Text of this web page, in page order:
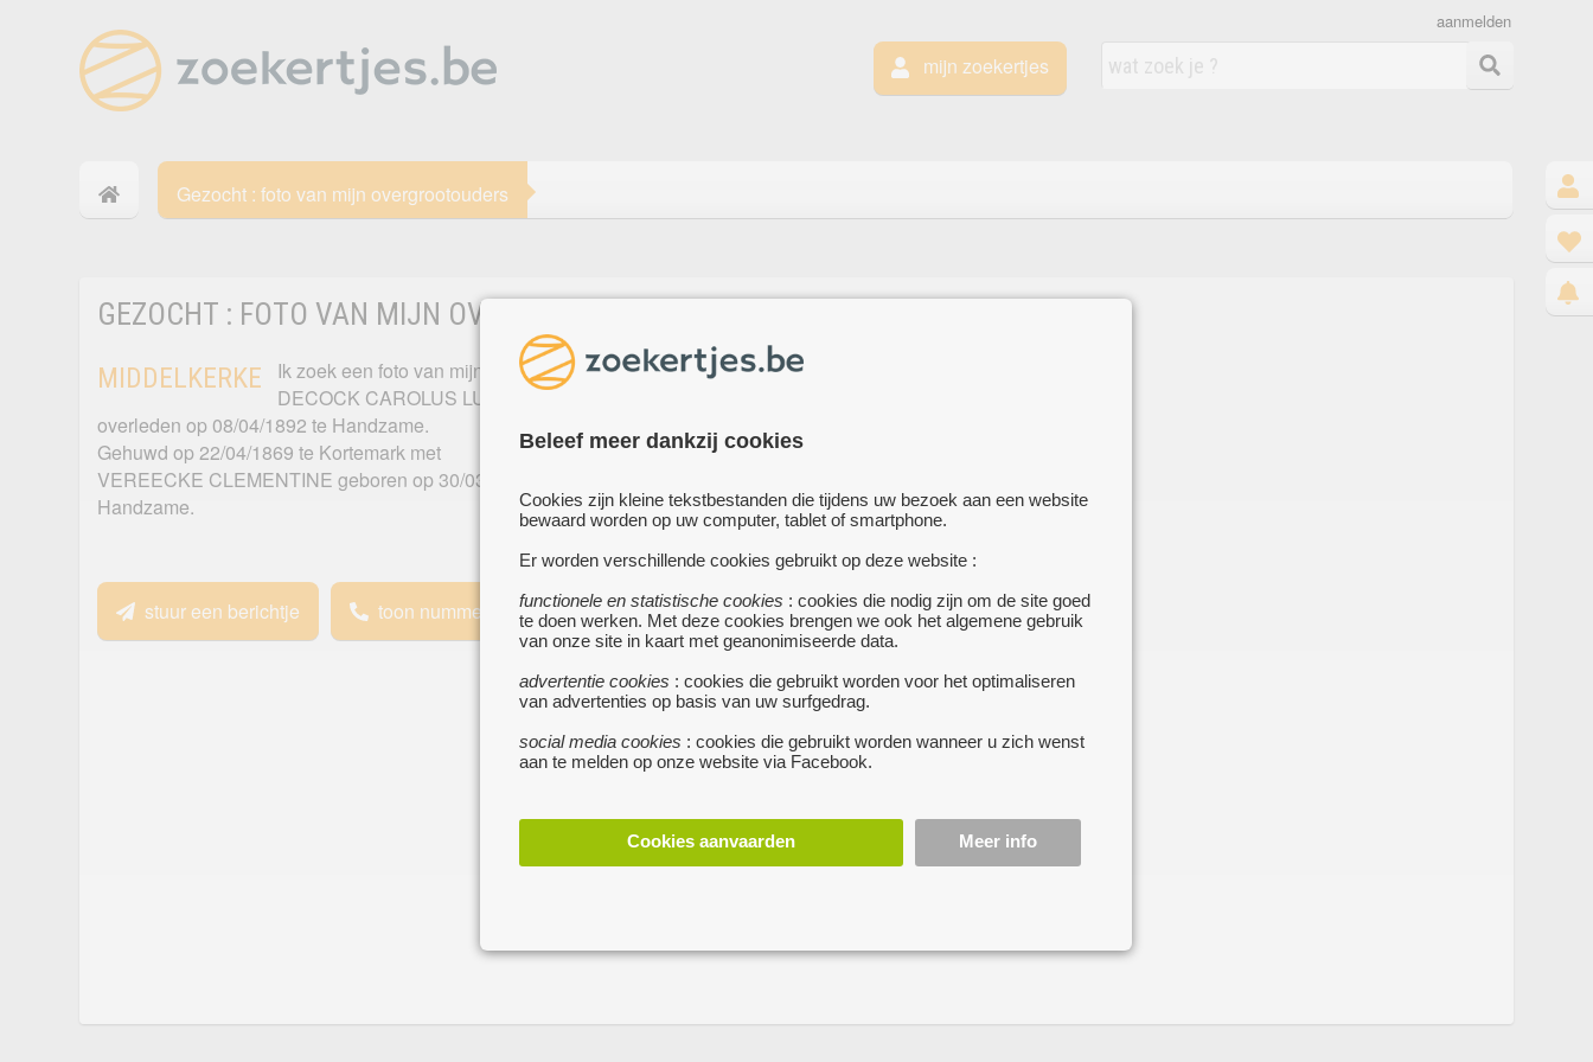
Beleef meer dankzij cookies
Cookies zijn kleine tekstbestanden die tijdens uw bezoek aan een website
bewaard worden op uw computer, tablet of smartphone.
Er worden verschillende cookies gebruikt op deze website :
functionele en statistische cookies : cookies die nodig zijn om de site goed
te doen werken. Met deze cookies brengen we ook het algemene gebruik
van onze site in kaart met geanonimiseerde data.
advertentie cookies : cookies die gebruikt worden voor het optimaliseren
van advertenties op basis van uw surfgedrag.
social media cookies : cookies die gebruikt worden wanneer u zich wenst
aan te melden op onze website via Facebook.
Cookies aanvaarden Meer info
mijn zoekertjes
aanmelden
Gezocht : foto van mijn overgrootouders
GEZOCHT : FOTO VAN MIJN OVERGROOTOUDERS
MIDDELKERKE
Ik zoek een foto van mijn overgrootouders.
DECOCK CAROLUS LUDOVICUS geboren op 05/05/1837 te Handzame en
overleden op 08/04/1892 te Handzame.
Gehuwd op 22/04/1869 te Kortemark met
VEREECKE CLEMENTINE geboren op 30/03/1841 te Kortemark en overleden op 17/02/1908 te
Handzame.
stuur een berichtje toon nummer